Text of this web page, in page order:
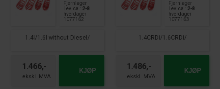
Fjernlager
Lev. ca.: 2-8
hverdager
1077162
1.4l/1.6l without Diesel/
1.466,- KJØP
Fjernlager
Lev. ca.:
2-8
hverdager
1077163
1.4CRDi/1.6CRDi/
1.486,- KJØP